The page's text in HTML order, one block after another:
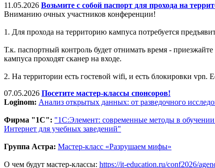
11.05.2026 Возьмите с собой паспорт для прохода на
Вниманию очных участников конференции!
1. Для прохода на территорию кампуса потребуется
Т.к. паспортный контроль будет отнимать время -
кампуса проходят сканер на входе.
2. На территории есть гостевой wifi, и есть блокировки vpn.
07.05.2026 Посетите мастер-классы спонсоров!
Loginom: Анализ открытых данных: от разведочного
Фирма "1С": "1С:Элемент: современные методы в
Интернет для учебных заведений"
Группа Астра: Мастер-класс «Разрушаем мифы»
О чем будут мастер-классы: https://it-education.ru/conf2026/